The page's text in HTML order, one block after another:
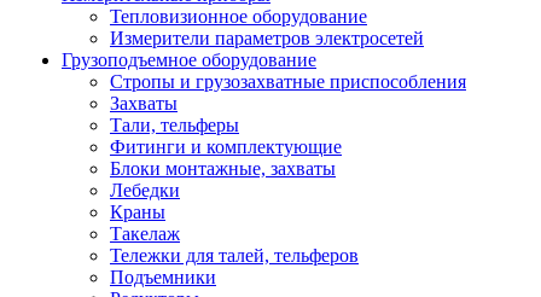
Тепловизионное оборудование
Измерители параметров электросетей
Грузоподъемное оборудование
Стропы и грузозахватные приспособления
Захваты
Тали, тельферы
Фитинги и комплектующие
Блоки монтажные, захваты
Лебедки
Краны
Такелаж
Тележки для талей, тельферов
Подъемники